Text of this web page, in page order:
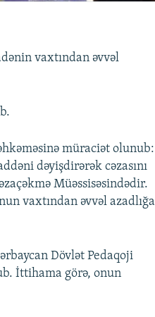
vaxtından əvvəl
müraciət olunub:
dəyişdirərək cəzasını
Müəssisəsindədir.
vaxtından əvvəl azadlığa
Dövlət Pedaqoji
İttihama görə, onun